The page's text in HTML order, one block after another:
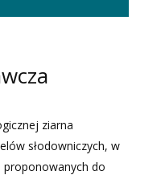
ziarna
słodowniczych, w
do